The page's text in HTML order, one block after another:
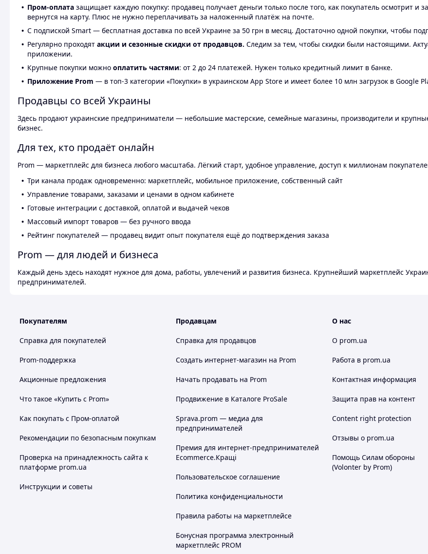
Пром-оплата защищает каждую покупку: продавец получает деньги только после того, как покупатель осмотрит и
вернутся на карту. Плюс не нужно переплачивать за наложенный платёж на почте.
С подпиской Smart — бесплатная доставка по всей Украине за 50 грн в месяц. Достаточно одной покупки, чтобы
Регулярно проходят акции и сезонные скидки от продавцов. Следим за тем, чтобы скидки были настоящими.
приложении.
Крупные покупки можно оплатить частями: от 2 до 24 платежей. Нужен только кредитный лимит в банке.
Приложение Prom — в топ-3 категории «Покупки» в украинском App Store и имеет более 10 млн загрузок в Google
Продавцы со всей Украины
Здесь продают украинские предприниматели — небольшие мастерские, семейные магазины, производители и
бизнес.
Для тех, кто продаёт онлайн
Prom — маркетплейс для бизнеса любого масштаба. Лёгкий старт, удобное управление, доступ к миллионам
Три канала продаж одновременно: маркетплейс, мобильное приложение, собственный сайт
Управление товарами, заказами и ценами в одном кабинете
Готовые интеграции с доставкой, оплатой и выдачей чеков
Массовый импорт товаров — без ручного ввода
Рейтинг покупателей — продавец видит опыт покупателя ещё до подтверждения заказа
Prom — для людей и бизнеса
Каждый день здесь находят нужное для дома, работы, увлечений и развития бизнеса. Крупнейший маркетплейс
предпринимателей.
Покупателям
Справка для покупателей
Prom-поддержка
Акционные предложения
Что такое «Купить с Prom»
Как покупать с Пром-оплатой
Рекомендации по безопасным покупкам
Проверка на принадлежность сайта к
платформе prom.ua
Инструкции и советы
Продавцам
Справка для продавцов
Создать интернет-магазин на Prom
Начать продавать на Prom
Продвижение в Каталоге ProSale
Sprava.prom — медиа для
предпринимателей
Премия для интернет-предпринимателей
Ecommerce.Кращі
Пользовательское соглашение
Политика конфиденциальности
Правила работы на маркетплейсе
Бонусная программа электронный
маркетплейс PROM
О нас
О prom.ua
Работа в prom.ua
Контактная информация
Защита прав на контент
Content right protection
Отзывы о prom.ua
Помощь Силам обороны
(Volonter by Prom)